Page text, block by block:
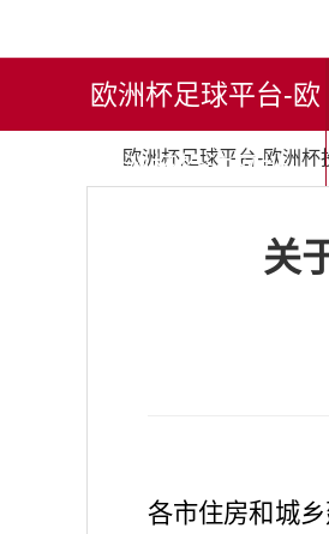
欧洲杯足球平台-欧
洲杯投注网址
欧洲杯足球平台-欧洲杯
关
各市住房和城